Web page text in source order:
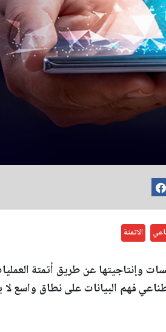
الاتمتة
وإنتاجيتها عن طريق أتمتة
فهم البيانات على نطاق واسع لا